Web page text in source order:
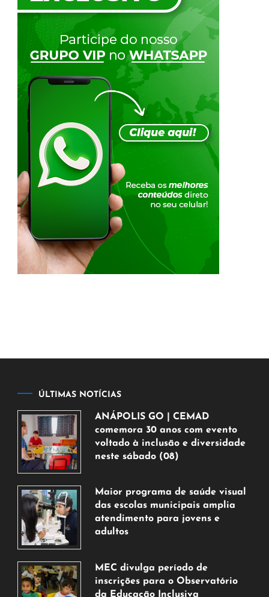
ÚLTIMAS NOTÍCIAS
ANÁPOLIS GO | CEMAD
comemora 30 anos com evento
voltado à inclusão e diversidade
neste sábado (08)
de
agosto
de
2026
Maior programa de saúde visual
das escolas municipais amplia
atendimento para jovens e
adultos
de
agosto
de
MEC divulga período de
inscrições para o Observatório
da Educação Inclusiva